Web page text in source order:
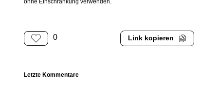
0 Link kopieren
Letzte Kommentare